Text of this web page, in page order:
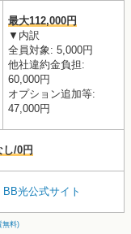
最大112,000円
▼内訳
全員対象: 5,000円
他社違約金負担:
60,000円
オプション追加等:
47,000円
し/0円
光公式サイト
無料)